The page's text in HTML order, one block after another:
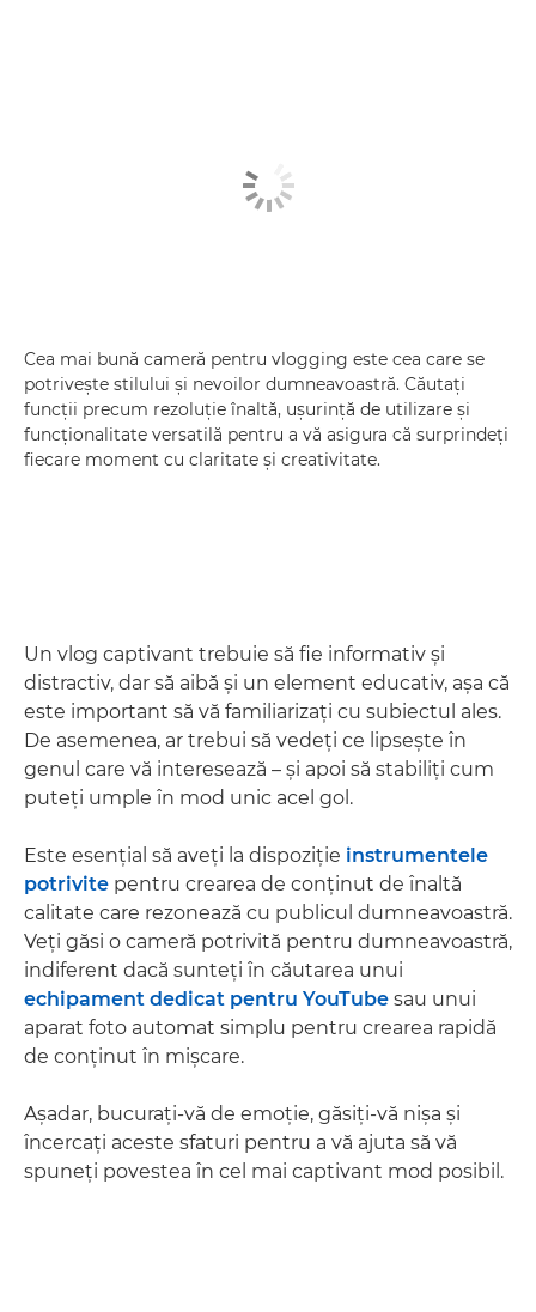
Cea mai bună cameră pentru vlogging este cea care se
potriveşte stilului şi nevoilor dumneavoastră. Căutaţi
funcţii precum rezoluţie înaltă, uşurinţă de utilizare şi
funcţionalitate versatilă pentru a vă asigura că surprindeţi
fiecare moment cu claritate şi creativitate.
Un vlog captivant trebuie să fie informativ şi
distractiv, dar să aibă şi un element educativ, aşa că
este important să vă familiarizaţi cu subiectul ales.
De asemenea, ar trebui să vedeţi ce lipseşte în
genul care vă interesează – şi apoi să stabiliţi cum
puteţi umple în mod unic acel gol.
Este esenţial să aveţi la dispoziţie instrumentele
potrivite pentru crearea de conţinut de înaltă
calitate care rezonează cu publicul dumneavoastră.
Veţi găsi o cameră potrivită pentru dumneavoastră,
indiferent dacă sunteţi în căutarea unui
echipament dedicat pentru YouTube sau unui
aparat foto automat simplu pentru crearea rapidă
de conţinut în mişcare.
Aşadar, bucuraţi-vă de emoţie, găsiţi-vă nişa şi
încercaţi aceste sfaturi pentru a vă ajuta să vă
spuneţi povestea în cel mai captivant mod posibil.